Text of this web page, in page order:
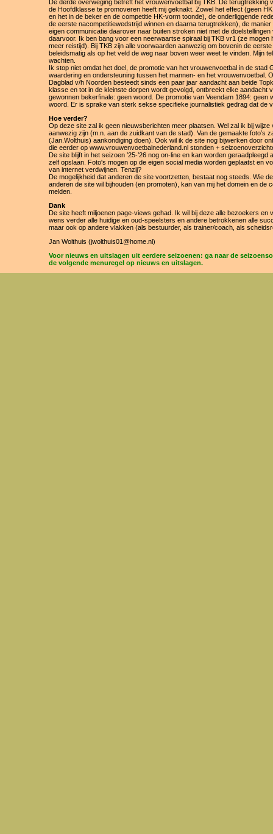
De derde overweging betreft het vrouwenvoetbal bij TKB. De
de Hoofdklasse te promoveren heeft mij geknakt. Zowel het effect (geen
en het in de beker en de competitie HK-vorm toonde), de onderliggende
de eerste nacompetitiewedstrijd winnen en daarna terugtrekken), de
eigen communicatie daarover naar buiten stroken niet met de
daarvoor. Ik ben bang voor een neerwaartse spiraal bij TKB vr1 (ze
meer reistijd). Bij TKB zijn alle voorwaarden aanwezig om bovenin de
beleidsmatig als op het veld de weg naar boven weer weet te vinden. Mijn
wachten.
Ik stop niet omdat het doel, de promotie van het vrouwenvoetbal in de
waardering en ondersteuning tussen het mannen- en het vrouwenvoetbal.
Dagblad v/h Noorden besteedt sinds een paar jaar aandacht aan beide
klasse en tot in de kleinste dorpen wordt gevolgd, ontbreekt elke
gewonnen bekerfinale: geen woord. De promotie van Veendam 1894:
woord. Er is sprake van sterk sekse specifieke journalistiek gedrag dat de
Hoe verder?
Op deze site zal ik geen nieuwsberichten meer plaatsen. Wel zal ik bij
aanwezig zijn (m.n. aan de zuidkant van de stad). Van de gemaakte foto’s
(Jan.Wolthuis) aankondiging doen). Ook wil ik de site nog bijwerken door
die eerder op www.vrouwenvoetbalnederland.nl stonden +
De site blijft in het seizoen ’25-’26 nog on-line en kan worden
zelf opslaan. Foto's mogen op de eigen social media worden geplaatst en
van internet verdwijnen. Tenzij?
De mogelijkheid dat anderen de site voortzetten, bestaat nog steeds. Wie
anderen de site wil bijhouden (en promoten), kan van mij het domein en
melden.
Dank
De site heeft miljoenen page-views gehad. Ik wil bij deze alle bezoekers
wens verder alle huidige en oud-speelsters en andere betrokkenen alle
maar ook op andere vlakken (als bestuurder, als trainer/coach, als
Jan Wolthuis (jwolthuis01@home.nl)
Voor nieuws en uitslagen uit eerdere seizoenen: ga naar de
de volgende menuregel op nieuws en uitslagen.